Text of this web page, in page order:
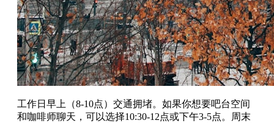
工作日早上（8-10点）交通拥堵。如果你想要吧台空间
和咖啡师聊天，可以选择10:30-12点或下午3-5点。周末